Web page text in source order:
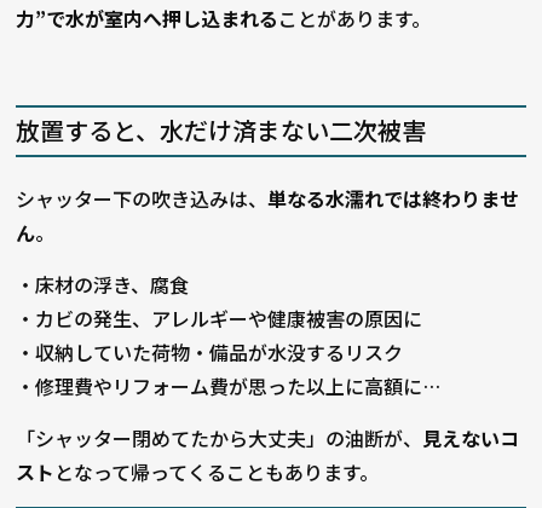
力”で水が室内へ押し込まれることがあります。
放置すると、水だけ済まない二次被害
シャッター下の吹き込みは、単なる水濡れでは終わりませ
ん。
・床材の浮き、腐食
・ カビの発生、アレルギーや健康被害の原因に
・収納していた荷物・備品が水没するリスク
・修理費やリフォーム費が思った以上に高額に…
「シャッター閉めてたから大丈夫」の油断が、 見えないコ
スト となって帰ってくることもあります。